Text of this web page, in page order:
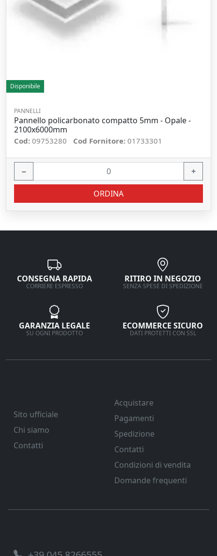
Disponibile
PANNELLI
Pannello policarbonato compatto 5mm - Opale -
2100x6000mm
Cod: 09753280 Cod Fornitore: 01733301
− +
ORDINA
CONSEGNA RAPIDA
CORRIERE ESPRESSO
RITIRO IN NEGOZIO
SENZA SPESE DI SPEDIZIONE
GARANZIA LEGALE
SU OGNI PRODOTTO
ECOMMERCE SICURO
DATI PROTETTI CON SSL
Sito ufficiale
Chi siamo
Contatti
Acquistare
Pagamenti
Spedizione
Contatti
Condizioni di vendita
Domande frequenti